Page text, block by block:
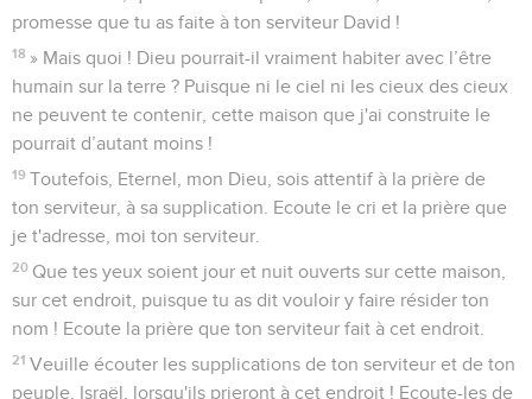
ta bonté envers tes serviteurs, envers ceux qui marchent
devant toi de tout leur cœur !
15
Ainsi, tu as tenu parole envers ton serviteur David, mon
père. Ce que tu avais déclaré de ta bouche, tu l'accomplis
aujourd’hui par ta puissance.
16 Maintenant, Eternel, Dieu d'Israël, respecte la promesse
que tu as faite à mon père David lorsque tu as dit : ‘*Tu ne
manqueras jamais devant moi d'un successeur pour siéger
sur le trône d'Israël, pourvu que tes descendants veillent sur
leur conduite en suivant ma loi, tout comme tu as marché
promesse que tu as faite à ton serviteur David !